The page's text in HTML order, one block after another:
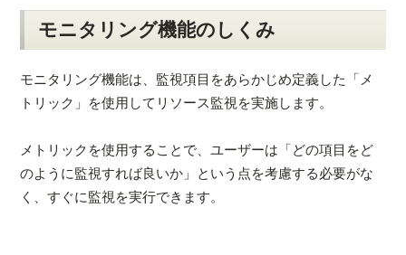
モニタリング機能のしくみ
モニタリング機能は、監視項目をあらかじめ定義した「メ
トリック」を使用してリソース監視を実施します。
メトリックを使用することで、ユーザーは「どの項目をど
のように監視すれば良いか」という点を考慮する必要がな
く、すぐに監視を実行できます。